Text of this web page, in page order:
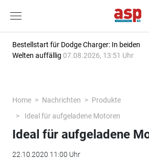
Bestellstart für Dodge Charger: In beiden
Welten auffällig 07.08.2026, 13:51 Uhr
Home Nachrichten
Produkte
Ideal für aufgeladene Motoren
Ideal für aufgeladene
22.10.2020 11:00 Uhr